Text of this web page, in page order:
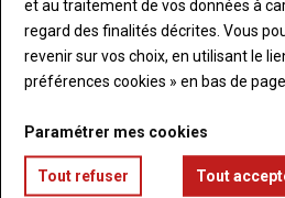
JE
BodyA partir de
Lien Je
et au traitement de vos données à
regard des finalités décrites. Vous
revenir sur vos choix, en utilisant le
préférences cookies » en bas de
Paramétrer mes cookies
Tout refuser Tout